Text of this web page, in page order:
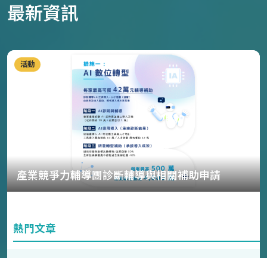
最新資訊
產業競爭力輔導團診斷輔導與相關補助申請
活動
熱門文章